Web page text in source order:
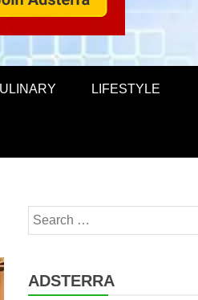
LIFESTYLE
Search
for:
ADSTERRA